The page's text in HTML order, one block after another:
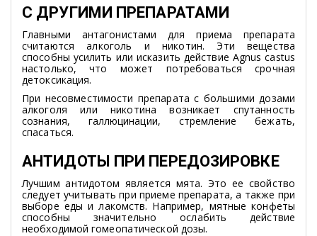
С ДРУГИМИ ПРЕПАРАТАМИ
Главными антагонистами для приема препарата
считаются алкоголь и никотин. Эти вещества
способны усилить или исказить действие Agnus castus
настолько, что может потребоваться срочная
детоксикация.
При несовместимости препарата с большими дозами
алкоголя или никотина возникает спутанность
сознания, галлюцинации, стремление бежать,
спасаться.
АНТИДОТЫ ПРИ ПЕРЕДОЗИРОВКЕ
Лучшим антидотом является мята. Это ее свойство
следует учитывать при приеме препарата, а также при
выборе еды и лакомств. Например, мятные конфеты
способны значительно ослабить действие
необходимой гомеопатической дозы.